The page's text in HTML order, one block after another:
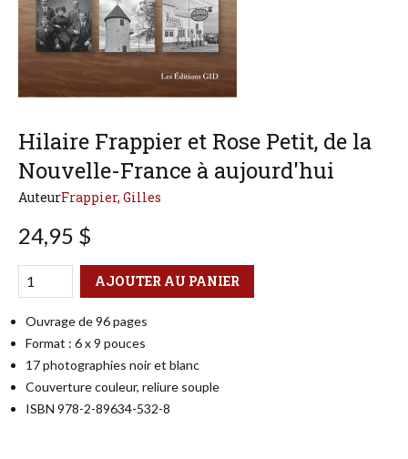
Hilaire Frappier et Rose Petit, de la
Nouvelle-France à aujourd'hui
AuteurFrappier, Gilles
24,95 $
Qté
Format AJOUTER AU PANIER
Ouvrage de 96 pages
Format : 6 x 9 pouces
17 photographies noir et blanc
Couverture couleur, reliure souple
ISBN 978-2-89634-532-8